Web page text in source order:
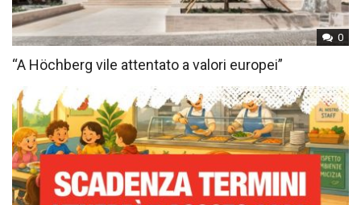
0
“A Höchberg vile attentato a valori europei”